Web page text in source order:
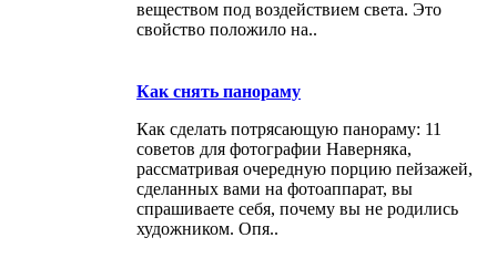
веществом под воздействием света. Это
свойство положило на..
Как снять панораму
Как сделать потрясающую панораму: 11
советов для фотографии Наверняка,
рассматривая очередную порцию пейзажей,
сделанных вами на фотоаппарат, вы
спрашиваете себя, почему вы не родились
художником. Опя..